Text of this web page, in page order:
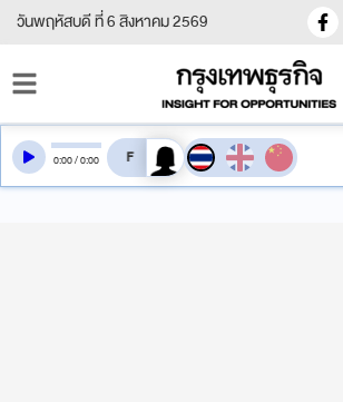
วันพฤหัสบดี ที่ 6 สิงหาคม 2569
0:00/0:00 สลับเสียงอ่าน